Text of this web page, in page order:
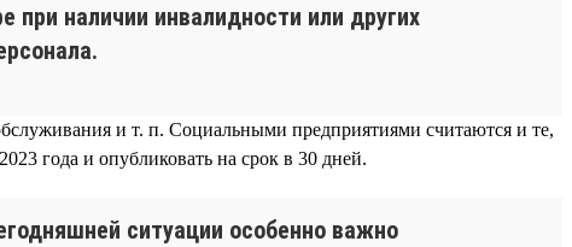
при наличии инвалидности или других
и т. п. Социальными предприятиями считаются и те,
года и опубликовать на срок в 30 дней.
ситуации особенно важно